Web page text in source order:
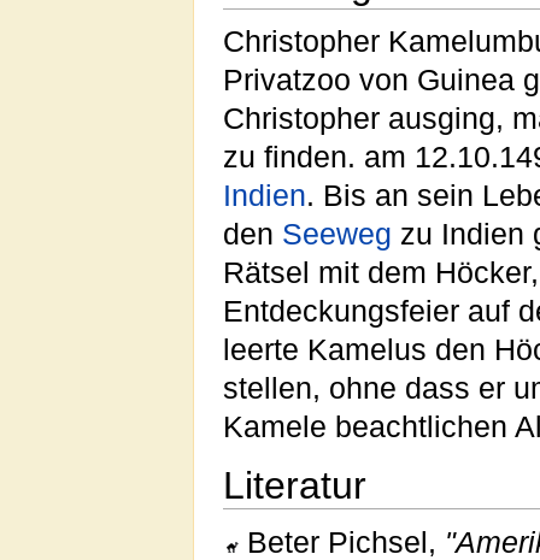
Christopher
Privatzoo von Guinea
Christopher ausging,
zu finden. am
Indien. Bis an sein
den Seeweg zu Indien
Rätsel mit dem
Entdeckungsfeier auf
leerte Kamelus den
stellen, ohne dass er
Kamele beachtlichen
Literatur
Beter Pichsel,